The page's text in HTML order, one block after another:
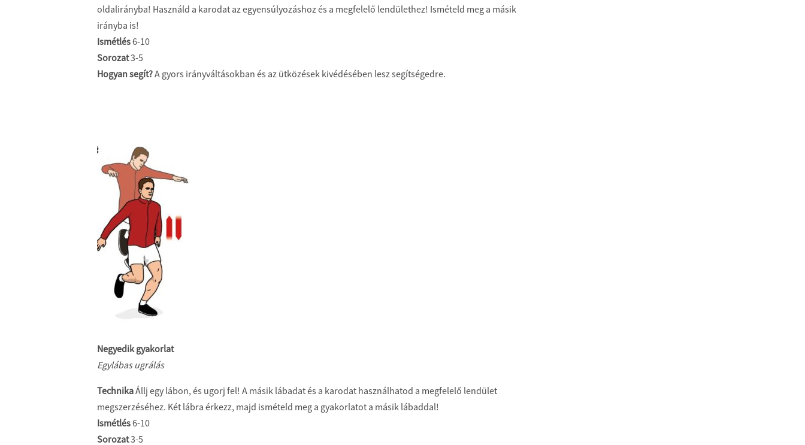
oldalirányba! Használd a karodat az egyensúlyozáshoz és a megfelelő lendülethez! Ismételd meg a másik
irányba is!
Ismétlés6-10
Sorozat3-5
Hogyan segít?A gyors irányváltásokban és az ütközések kivédésében lesz segítségedre.
Negyedik gyakorlat
Egylábas ugrálás
TechnikaÁllj egy lábon, és ugorj fel! A másik lábadat és a karodat használhatod a megfelelő lendület
megszerzéséhez. Két lábra érkezz, majd ismételd meg a gyakorlatot a másik lábaddal!
Ismétlés6-10
Sorozat3-5